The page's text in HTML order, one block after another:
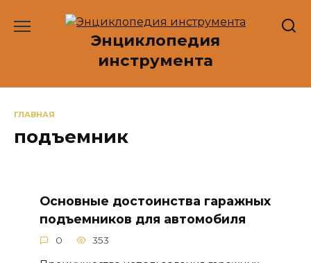
Энциклопедия
инструмента
ГЛАВНАЯ
подъемник
Основные достоинства гаражных
подъемников для автомобиля
0 353